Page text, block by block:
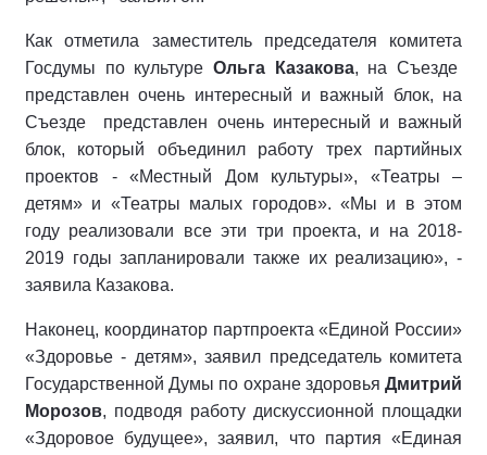
Как отметила заместитель председателя комитета
Госдумы по культуре Ольга Казакова, на Съезде
представлен очень интересный и важный блок, на
Съезде представлен очень интересный и важный
блок, который объединил работу трех партийных
проектов - «Местный Дом культуры», «Театры –
детям» и «Театры малых городов». «Мы и в этом
году реализовали все эти три проекта, и на 2018-
2019 годы запланировали также их реализацию», -
заявила Казакова.
Наконец, координатор партпроекта «Единой России»
«Здоровье - детям», заявил председатель комитета
Государственной Думы по охране здоровья Дмитрий
Морозов, подводя работу дискуссионной площадки
«Здоровое будущее», заявил, что партия «Единая